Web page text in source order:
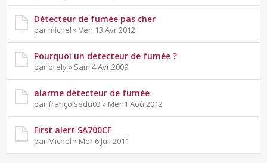
Détecteur de fumée pas cher
par michel » Ven 13 Avr 2012
Pourquoi un détecteur de fumée ?
par orely » Sam 4 Avr 2009
alarme détecteur de fumée
par françoisedu03 » Mer 1 Aoû 2012
First alert SA700CF
par Michel » Mer 6 Juil 2011